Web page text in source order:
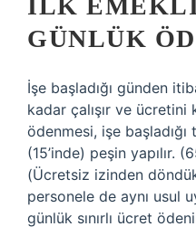
İLK
GÜNLÜK
İşe başladığı günden
kadar çalışır ve ücretini
ödenmesi, işe başladığı
(15’inde) peşin yapılır.
(Ücretsiz izinden
personele de aynı usul
günlük sınırlı ücret